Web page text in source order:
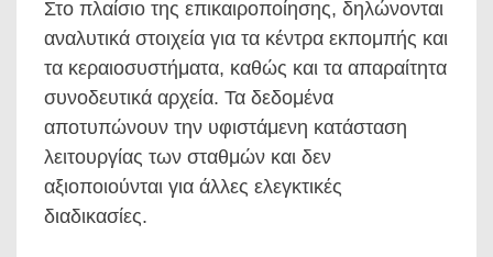
Στο πλαίσιο της επικαιροποίησης, δηλώνονται
αναλυτικά στοιχεία για τα κέντρα εκπομπής και
τα κεραιοσυστήματα, καθώς και τα απαραίτητα
συνοδευτικά αρχεία. Τα δεδομένα
αποτυπώνουν την υφιστάμενη κατάσταση
λειτουργίας των σταθμών και δεν
αξιοποιούνται για άλλες ελεγκτικές
διαδικασίες.